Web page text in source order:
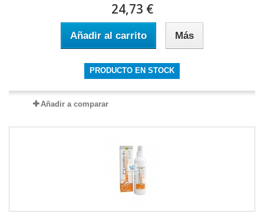
24,73 €
Añadir al carrito Más
PRODUCTO EN STOCK
Añadir a comparar